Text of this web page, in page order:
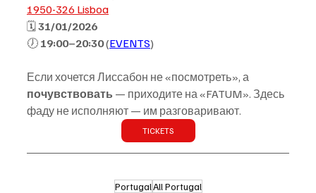
1950-326 Lisboa
🗓 31/01/2026
🕖 19:00–20:30 (EVENTS)
Если хочется Лиссабон не «посмотреть», а
почувствовать — приходите на «FATUM». Здесь
фаду не исполняют — им разговаривают.
TICKETS
PortugalAll Portugal